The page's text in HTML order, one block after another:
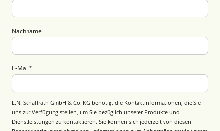
Nachname
E-Mail*
L.N. Schaffrath GmbH & Co. KG benötigt die Kontaktinformationen, die Sie
uns zur Verfügung stellen, um Sie bezüglich unserer Produkte und
Dienstleistungen zu kontaktieren. Sie können sich jederzeit von diesen